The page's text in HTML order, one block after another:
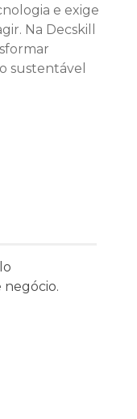
e exige
Na Decskill
sustentável